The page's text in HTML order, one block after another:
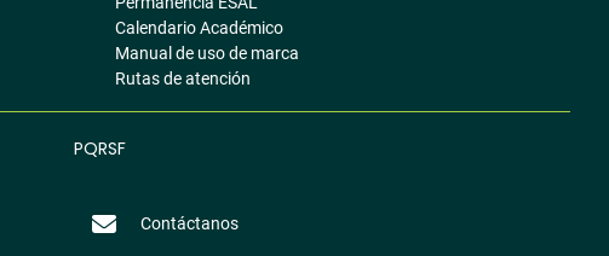
Calendario Académico
Manual de uso de marca
Rutas de atención
PQRSF
Contáctanos